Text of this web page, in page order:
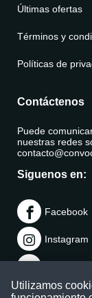
Últimas ofertas
Términos y
Políticas de
Contáctenos
Puede
nuestras redes
Siguenos en:
Facebook
Instagram
Telegram
Utilizamos